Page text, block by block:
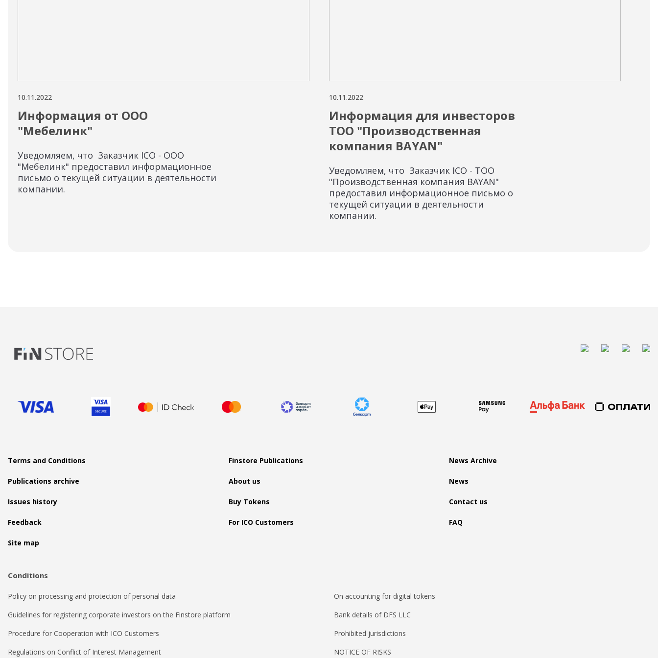
10.11.2022
Информация от ООО
"Мебелинк"
Уведомляем, что Заказчик ICO - ООО
"Мебелинк" предоставил информационное
письмо о текущей ситуации в деятельности
компании.
10.11.2022
Информация для инвесторов
ТОО "Производственная
компания BAYAN"
Уведомляем, что Заказчик ICO - ТОО
"Производственная компания BAYAN"
предоставил информационное письмо о
текущей ситуации в деятельности
компании.
Terms and Conditions Finstore Publications News Archive
Publications archive About us News
Issues history Buy Tokens Contact us
Feedback For ICO Customers FAQ
Site map
Conditions
Policy on processing and protection of personal data
On accounting for digital tokens
Guidelines for registering corporate investors on the Finstore platform
Bank details of DFS LLC
Procedure for Cooperation with ICO Customers
Prohibited jurisdictions
Regulations on Conflict of Interest Management
NOTICE OF RISKS